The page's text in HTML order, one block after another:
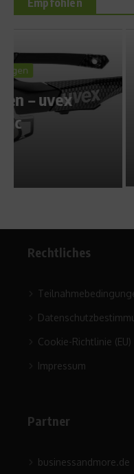
Rechtliches
Cookie-Richtlinie (EU)
Impressum
Partner
businessandmore.de